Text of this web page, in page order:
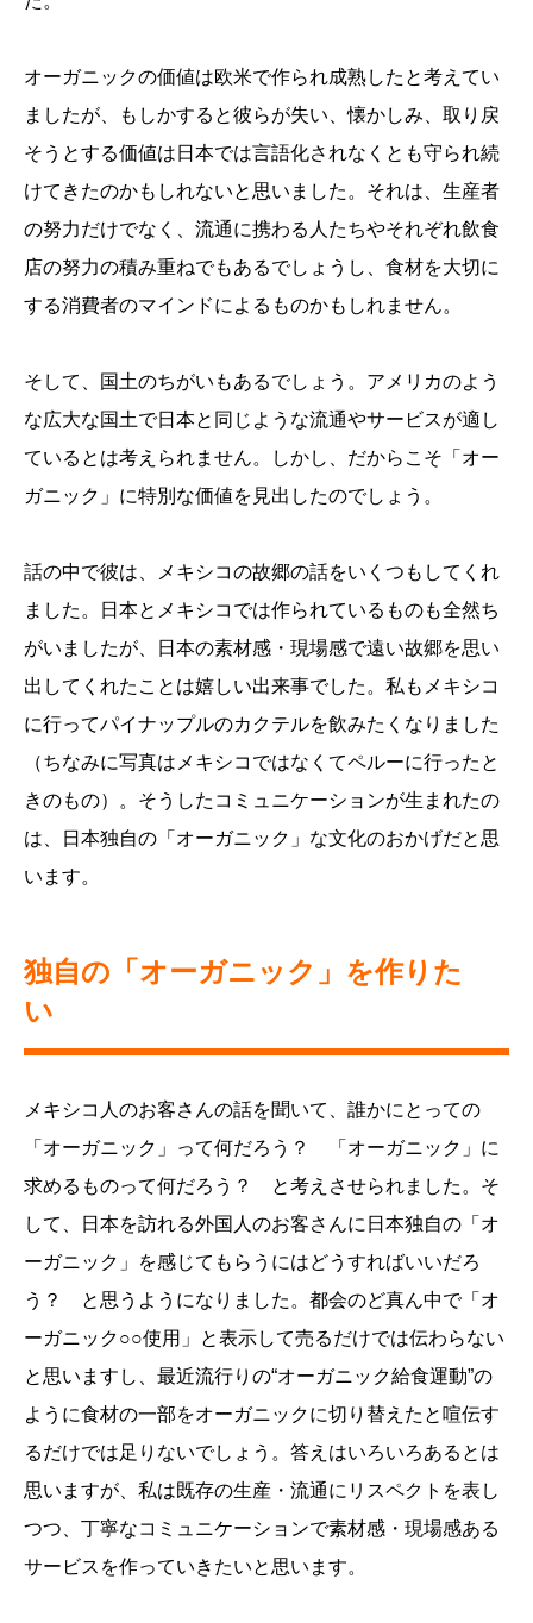
オーガニックの価値は欧米で作られ成熟したと考えてい
ましたが、もしかすると彼らが失い、懐かしみ、取り戻
そうとする価値は日本では言語化されなくとも守られ続
けてきたのかもしれないと思いました。それは、生産者
の努力だけでなく、流通に携わる人たちやそれぞれ飲食
店の努力の積み重ねでもあるでしょうし、食材を大切に
する消費者のマインドによるものかもしれません。
そして、国土のちがいもあるでしょう。アメリカのよう
な広大な国土で日本と同じような流通やサービスが適し
ているとは考えられません。しかし、だからこそ「オー
ガニック」に特別な価値を見出したのでしょう。
話の中で彼は、メキシコの故郷の話をいくつもしてくれ
ました。日本とメキシコでは作られているものも全然ち
がいましたが、日本の素材感・現場感で遠い故郷を思い
出してくれたことは嬉しい出来事でした。私もメキシコ
に行ってパイナップルのカクテルを飲みたくなりました
（ちなみに写真はメキシコではなくてペルーに行ったと
きのもの）。そうしたコミュニケーションが生まれたの
は、日本独自の「オーガニック」な文化のおかげだと思
います。
独自の「オーガニック」を作りた
い
メキシコ人のお客さんの話を聞いて、誰かにとっての
「オーガニック」って何だろう？ 「オーガニック」に
求めるものって何だろう？ と考えさせられました。そ
して、日本を訪れる外国人のお客さんに日本独自の「オ
ーガニック」を感じてもらうにはどうすればいいだろ
う？ と思うようになりました。都会のど真ん中で「オ
ーガニック○○使用」と表示して売るだけでは伝わらない
と思いますし、最近流行りの“オーガニック給食運動”の
ように食材の一部をオーガニックに切り替えたと喧伝す
るだけでは足りないでしょう。答えはいろいろあるとは
思いますが、私は既存の生産・流通にリスペクトを表し
つつ、丁寧なコミュニケーションで素材感・現場感ある
サービスを作っていきたいと思います。